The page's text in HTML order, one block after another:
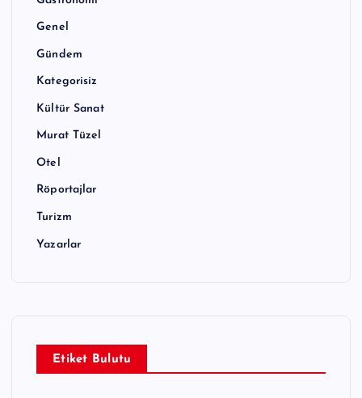
Genel
Gündem
Kategorisiz
Kültür Sanat
Murat Tüzel
Otel
Röportajlar
Turizm
Yazarlar
Etiket Bulutu